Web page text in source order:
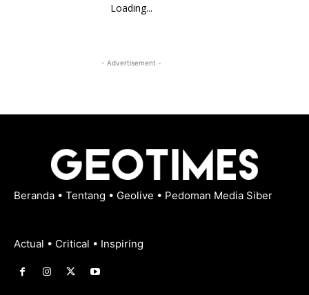
Loading...
- Advertisement -
Beranda • Tentang • Geolive • Pedoman Media Siber
Actual • Critical • Inspiring